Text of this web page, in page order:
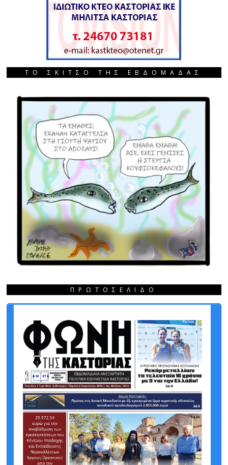
ΤΟ ΣΚΙΤΣΟ ΤΗΣ ΕΒΔΟΜΑΔΑΣ
ΠΡΩΤΟΣΈΛΙΔΟ